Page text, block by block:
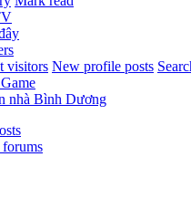
visitors New profile posts
nhà Bình Dương
forums